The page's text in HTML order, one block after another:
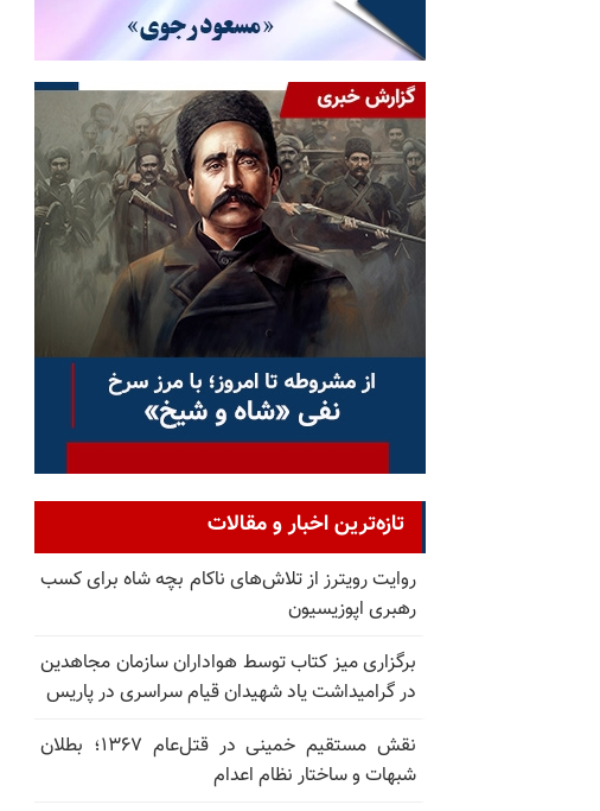
تازه‌ترین اخبار و مقالات
روایت رویترز از تلاش‌های ناکام بچه شاه برای کسب
رهبری اپوزیسیون
برگزاری میز کتاب توسط هواداران سازمان مجاهدین
در گرامیداشت یاد شهیدان قیام سراسری در پاریس
نقش مستقیم خمینی در قتل‌عام ۱۳۶۷؛ بطلان
شبهات و ساختار نظام اعدام